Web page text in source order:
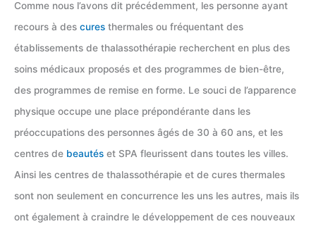
Comme nous l’avons dit précédemment, les personne ayant
recours à des cures thermales ou fréquentant des
établissements de thalassothérapie recherchent en plus des
soins médicaux proposés et des programmes de bien-être,
des programmes de remise en forme. Le souci de l’apparence
physique occupe une place prépondérante dans les
préoccupations des personnes âgés de 30 à 60 ans, et les
centres de beautés et SPA fleurissent dans toutes les villes.
Ainsi les centres de thalassothérapie et de cures thermales
sont non seulement en concurrence les uns les autres, mais ils
ont également à craindre le développement de ces nouveaux